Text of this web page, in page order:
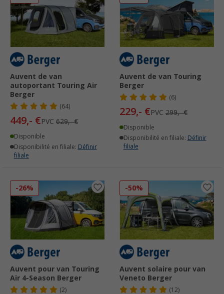
Auvent de van
autoportant Touring Air
Berger
(64)
449,- €PVC 629,- €
Disponible
Disponibilité en filiale: Définir
filiale
Auvent de van Touring
Berger
(6)
229,- €PVC 299,- €
Disponible
Disponibilité en filiale: Définir
filiale
-26%
Auvent pour van Touring
Air 4-Season Berger
(2)
-50%
Auvent solaire pour van
Veneto Berger
(12)